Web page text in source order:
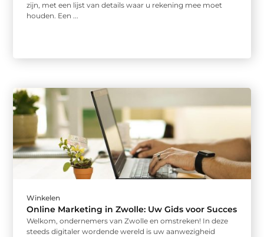
zijn, met een lijst van details waar u rekening mee moet
houden. Een ...
Winkelen
Online Marketing in Zwolle: Uw Gids voor Succes
Welkom, ondernemers van Zwolle en omstreken! In deze
steeds digitaler wordende wereld is uw aanwezigheid